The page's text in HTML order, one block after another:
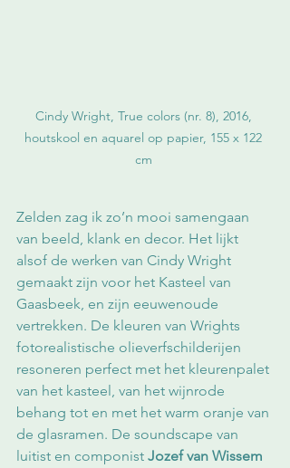
Cindy Wright, True colors (nr. 8), 2016,
houtskool en aquarel op papier, 155 x 122
cm
Zelden zag ik zo’n mooi samengaan
van beeld, klank en decor. Het lijkt
alsof de werken van Cindy Wright
gemaakt zijn voor het Kasteel van
Gaasbeek, en zijn eeuwenoude
vertrekken. De kleuren van Wrights
fotorealistische olieverfschilderijen
resoneren perfect met het kleurenpalet
van het kasteel, van het wijnrode
behang tot en met het warm oranje van
de glasramen. De soundscape van
luitist en componist Jozef van Wissem